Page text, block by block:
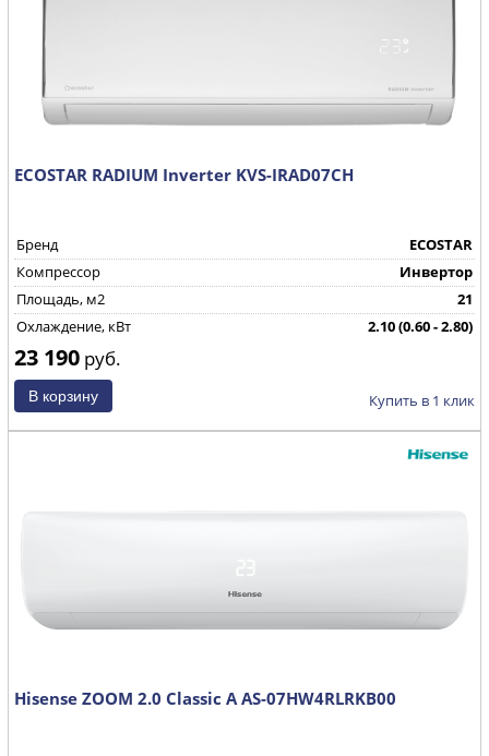
ECOSTAR RADIUM Inverter KVS-IRAD07CH
Бренд
ECOSTAR
Компрессор
Инвертор
Площадь, м2
21
Охлаждение, кВт
2.10 (0.60 - 2.80)
Страна производства
23 190 руб.
Купить в 1 клик
Hisense ZOOM 2.0 Classic A AS-07HW4RLRKB00